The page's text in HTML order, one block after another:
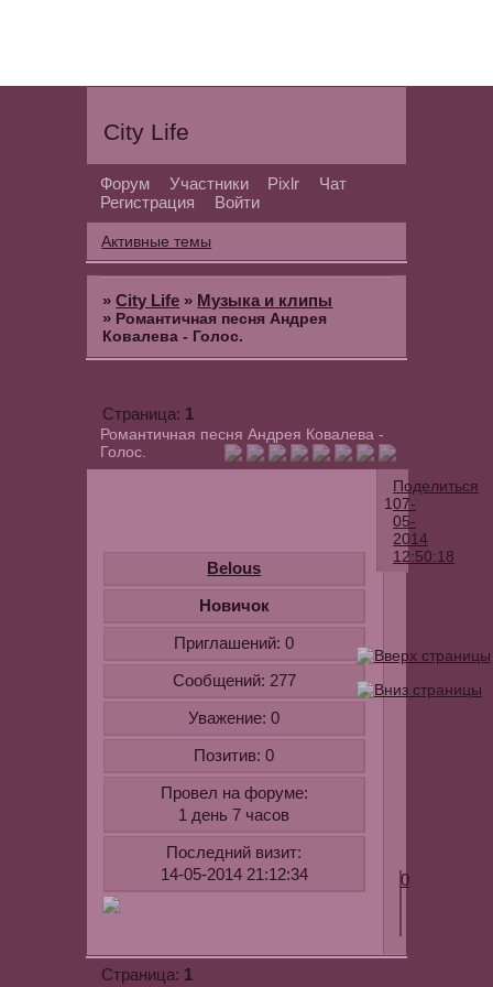
City Life
Форум Участники Pixlr
Чат
Регистрация
Войти
Активные темы
»City Life » Музыка и клипы
» Романтичная песня Андрея
Ковалева - Голос.
Романтичная песня Андрея Ковалева -
Голос.
Страница: 1
Поделиться
107-
05-
2014
12:50:18
Belous
Новичок
Приглашений: 0
Сообщений: 277
Уважение: 0
Позитив: 0
Провел на форуме:
1 день 7 часов
Последний визит:
14-05-2014 21:12:34
-
0
Страница: 1